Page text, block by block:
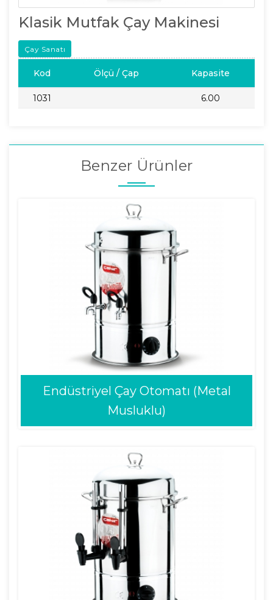
Klasik Mutfak Çay Makinesi
Çay Sanatı
Kod Ölçü / Çap Kapasite
1031 6.00
Benzer Ürünler
Endüstriyel Çay Otomatı (Metal
Musluklu)